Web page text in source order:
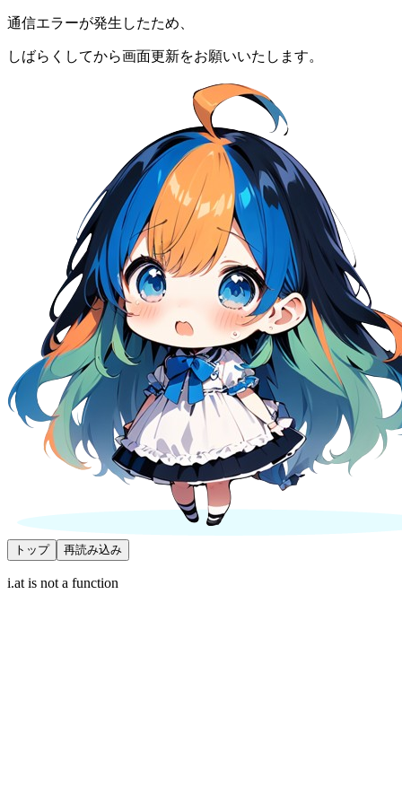
通信エラーが発生したため、
しばらくしてから画面更新をお願いいたします。
トップ 再読み込み
i.at is not a function